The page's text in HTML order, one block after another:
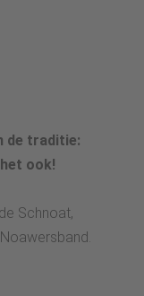
de traditie:
ook!
Schnoat,